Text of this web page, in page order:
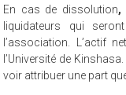
En cas de dissolution,
liquidateurs qui
l’association. L’actif
l’Université de
voir attribuer une part